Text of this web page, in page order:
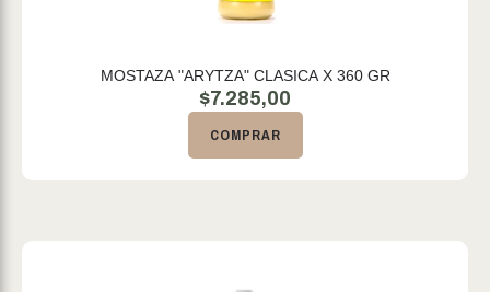
MOSTAZA "ARYTZA" CLASICA X 360 GR
$7.285,00
COMPRAR